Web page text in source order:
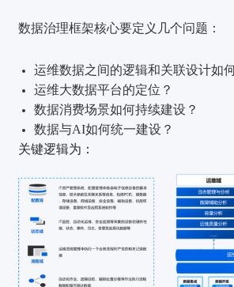
数据治理框架核心要定义几个问题：
运维数据之间的逻辑和关联设计如
运维大数据平台的定位？
数据消费场景如何持续建设？
数据与AI如何统一建设？
关键逻辑为：